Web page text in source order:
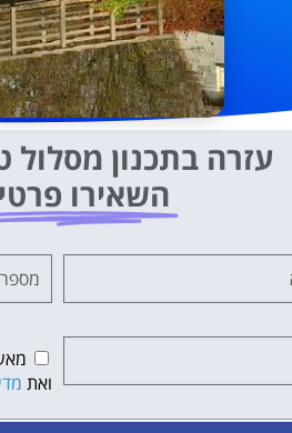
עזרה בתכנון מסלול
השאירו
ואת